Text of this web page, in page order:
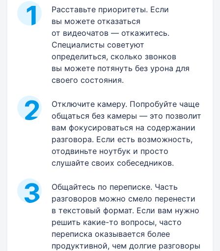
Расставьте приоритеты. Если
вы можете отказаться
от видеочатов — откажитесь.
Специалисты советуют
определиться, сколько звонков
вы можете потянуть без урона для
своего состояния.
Отключите камеру. Попробуйте чаще
общаться без камеры — это позволит
вам фокусироваться на содержании
разговора. Если есть возможность,
отодвиньте ноутбук и просто
слушайте своих собеседников.
Общайтесь по переписке. Часть
разговоров можно смело перенести
в текстовый формат. Если вам нужно
решить какие-то вопросы, часто
переписка оказывается более
продуктивной, чем долгие разговоры